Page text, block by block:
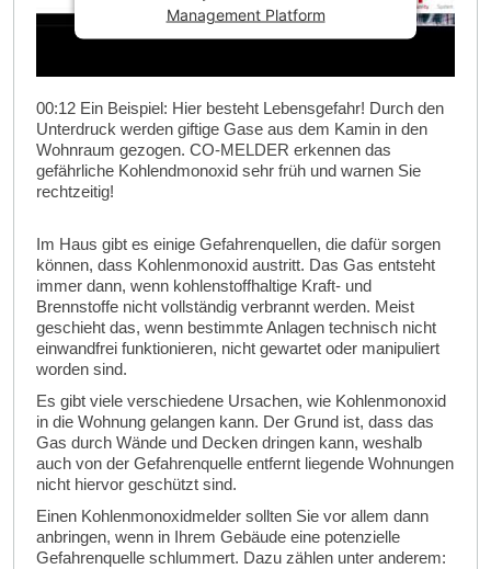
Management Platform
00:12 Ein Beispiel: Hier besteht Lebensgefahr! Durch den
Unterdruck werden giftige Gase aus dem Kamin in den
Wohnraum gezogen. CO-MELDER erkennen das
gefährliche Kohlendmonoxid sehr früh und warnen Sie
rechtzeitig!
Im Haus gibt es einige Gefahrenquellen, die dafür sorgen
können, dass Kohlenmonoxid austritt. Das Gas entsteht
immer dann, wenn kohlenstoffhaltige Kraft- und
Brennstoffe nicht vollständig verbrannt werden. Meist
geschieht das, wenn bestimmte Anlagen technisch nicht
einwandfrei funktionieren, nicht gewartet oder manipuliert
worden sind.
Es gibt viele verschiedene Ursachen, wie Kohlenmonoxid
in die Wohnung gelangen kann. Der Grund ist, dass das
Gas durch Wände und Decken dringen kann, weshalb
auch von der Gefahrenquelle entfernt liegende Wohnungen
nicht hiervor geschützt sind.
Einen Kohlenmonoxidmelder sollten Sie vor allem dann
anbringen, wenn in Ihrem Gebäude eine potenzielle
Gefahrenquelle schlummert. Dazu zählen unter anderem: